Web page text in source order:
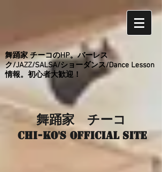
舞踊家 チーコのHP。バーレス
ク/JAZZ/SALSA/ショーダンス/Dance Lesson
情報。初心者大歓迎！
舞踊家 チーコ
Chi-ko's Official site